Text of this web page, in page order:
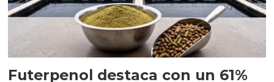
Futerpenol destaca con un 61%